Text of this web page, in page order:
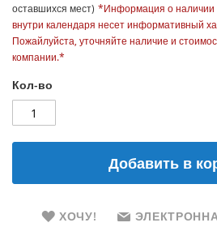
оставшихся мест) *Информация о наличии
внутри календаря несет информативный
Пожайлуйста, уточняйте наличие и
компании.*
Кол-во
Добавить в
ХОЧУ!